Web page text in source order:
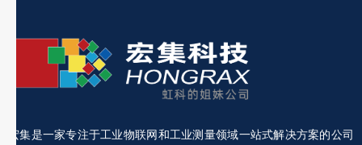
宏集是一家专注于工业物联网和工业测量领域一站式解决方案的公司